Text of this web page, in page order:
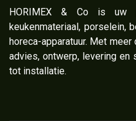
​HORIMEX & Co is uw
keukenmateriaal, porselein,
horeca-apparatuur. Met
advies, ontwerp, levering en
tot installatie.